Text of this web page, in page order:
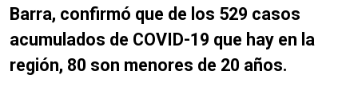
Barra, confirmó que de los 529 casos
acumulados de COVID-19 que hay en la
región, 80 son menores de 20 años.